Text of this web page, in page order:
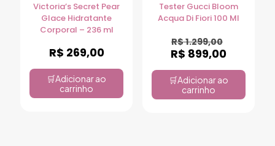
Victoria’s Secret Pear
Glace Hidratante
Corporal – 236 ml
R$ 269,00
Adicionar ao
carrinho
Tester Gucci Bloom
Acqua Di Fiori 100 Ml
R$1.299,00
R$ 899,00
Adicionar ao
carrinho